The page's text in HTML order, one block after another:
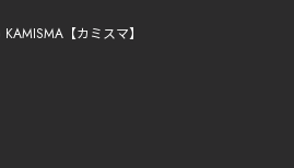
【カミスマ】